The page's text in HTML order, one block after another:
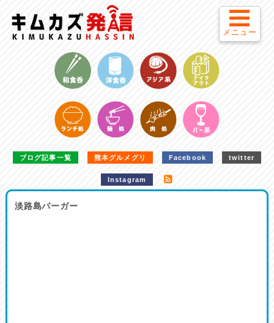
ブログ記事一覧 熊本グルメグリ Facebook twitter
Instagram
淡路島バーガー
メニュー